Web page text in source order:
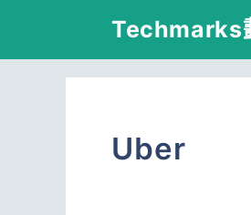
Techmarks
Uber